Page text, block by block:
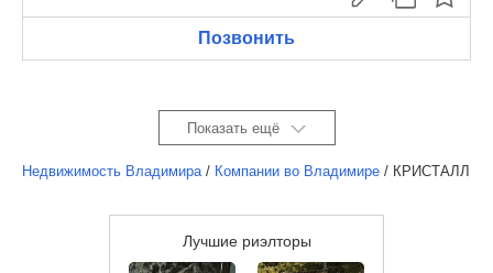
Позвонить
Показать ещё
Недвижимость Владимира/ Компании во Владимире / КРИСТАЛЛ
Лучшие риэлторы